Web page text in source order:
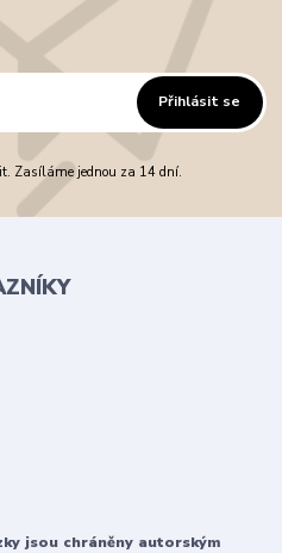
Přihlásit se
Zasíláme jednou za 14 dní.
jsou chráněny autorským